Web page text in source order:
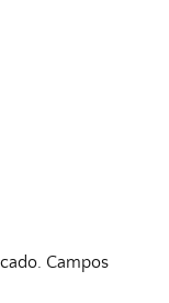
Campos